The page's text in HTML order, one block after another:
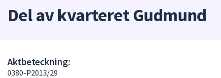
skriva
i
Del av kvarteret Gudmund
Aktbeteckning:
0380-P2013/29